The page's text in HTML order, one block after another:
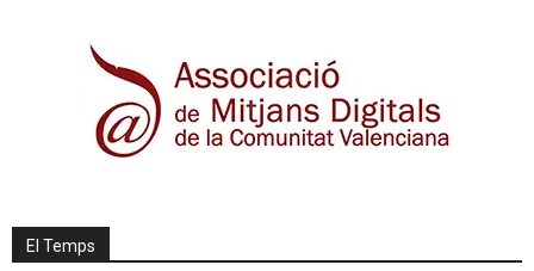
El Temps